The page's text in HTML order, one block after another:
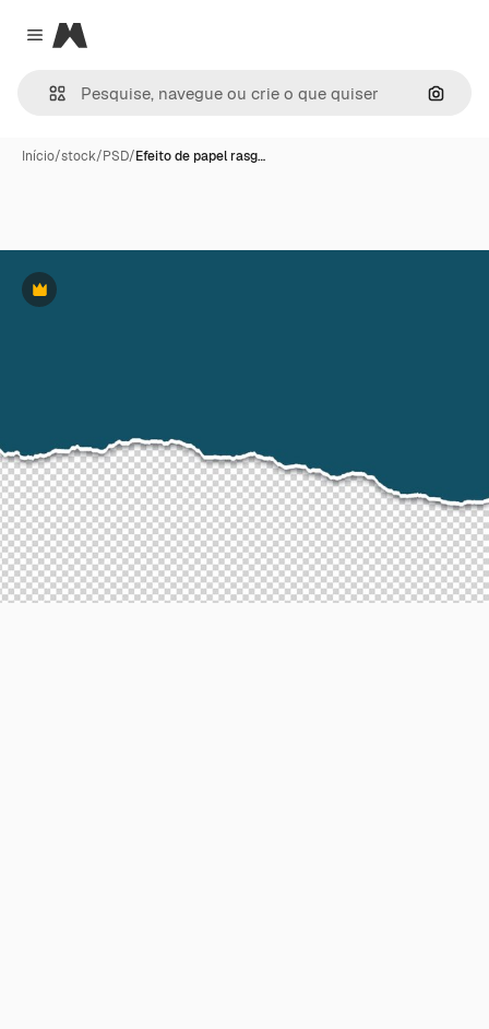
Close menu
Magnific
Início/stock/PSD/Efeito de papel rasg…
Premium